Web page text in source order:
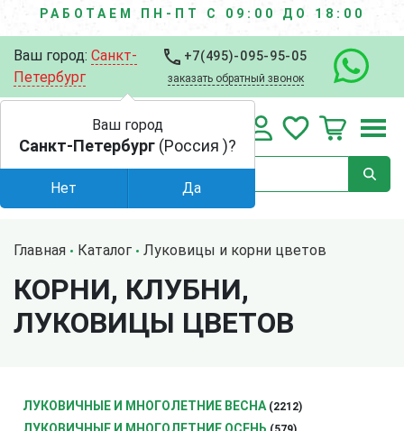
РАБОТАЕМ ПН-ПТ С 09:00 ДО 18:00
Ваш город: Санкт-
Петербург
+7(495)-095-95-05
заказать обратный звонок
Главная Каталог Луковицы и корни цветов
КОРНИ, КЛУБНИ,
ЛУКОВИЦЫ ЦВЕТОВ
ЛУКОВИЧНЫЕ И МНОГОЛЕТНИЕ ВЕСНА (2212)
Ваш город
Санкт-Петербург (Россия )?
Нет Да